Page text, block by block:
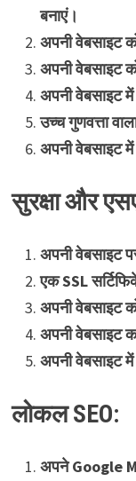
बनाएं।
अपनी वेबसाइट
अपनी वेबसाइट
अपनी वेबसाइट
उच्च गुणवत्ता
अपनी वेबसाइट
सुरक्षा और
अपनी वेबसाइट
एक SSL
अपनी वेबसाइट
अपनी वेबसाइट
अपनी वेबसाइट
लोकल SEO:
अपने Google